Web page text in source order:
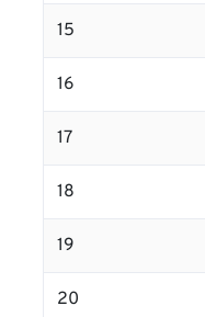
15
16
17
18
19
20